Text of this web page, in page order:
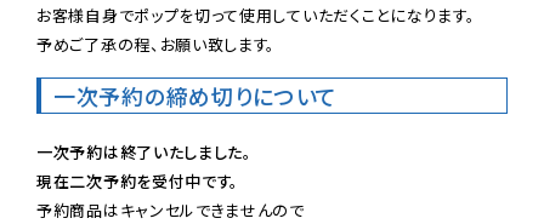
お客様自身でポップを切って使用していただくことになります。
予めご了承の程、お願い致します。
一次予約の締め切りについて
一次予約は終了いたしました。
現在二次予約を受付中です。
予約商品はキャンセルできませんので